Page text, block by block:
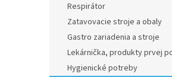
Respirátor
Zatavovacie stroje a obaly
Gastro zariadenia a stroje
Lekárnička, produkty prvej
Hygienické potreby